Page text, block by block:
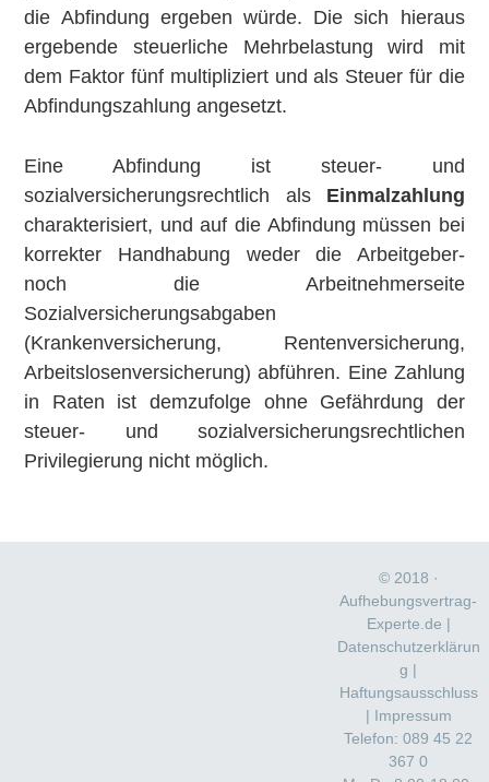
die Abfindung ergeben würde. Die sich hieraus
ergebende steuerliche Mehrbelastung wird mit
dem Faktor fünf multipliziert und als Steuer für die
Abfindungszahlung angesetzt.
Eine Abfindung ist steuer- und
sozialversicherungsrechtlich als Einmalzahlung
charakterisiert, und auf die Abfindung müssen bei
korrekter Handhabung weder die Arbeitgeber-
noch die Arbeitnehmerseite
Sozialversicherungsabgaben
(Krankenversicherung, Rentenversicherung,
Arbeitslosenversicherung) abführen. Eine Zahlung
in Raten ist demzufolge ohne Gefährdung der
steuer- und sozialversicherungsrechtlichen
Privilegierung nicht möglich.
Footer© 2018 ·
Aufhebungsvertrag-
Experte.de |
Datenschutzerklärun
g |
Haftungsausschluss
| Impressum
Telefon: 089 45 22
367 0